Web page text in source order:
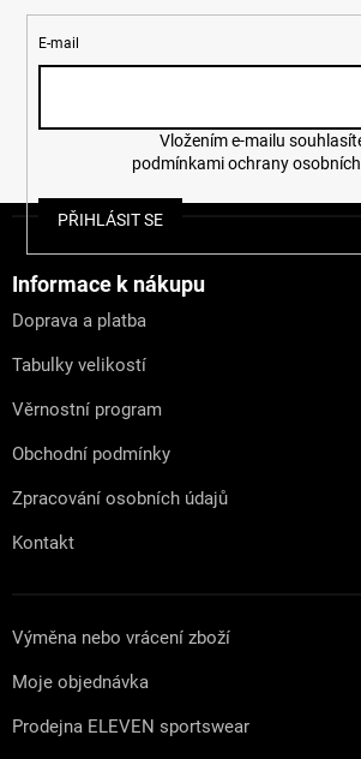
E-mail
podmínkami ochrany
PŘIHLÁSIT SE
Informace k nákupu
Doprava a platba
Tabulky velikostí
Věrnostní program
Obchodní podmínky
Zpracování osobních údajů
Kontakt
Výměna nebo vrácení zboží
Moje objednávka
Prodejna ELEVEN sportswear